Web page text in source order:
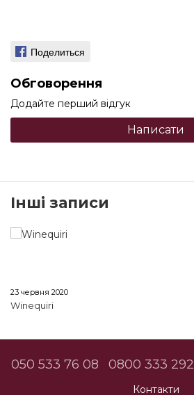
Поделиться
Обговорення
Додайте перший відгук
Написати
Інші записи
23 червня 2020
Winequiri
050 533 76 08 0800 333 292
Контакти